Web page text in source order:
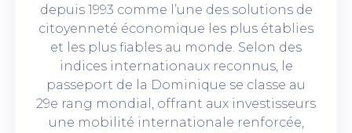
depuis 1993 comme l’une des solutions de
citoyenneté économique les plus établies
et les plus fiables au monde. Selon des
indices internationaux reconnus, le
passeport de la Dominique se classe au
29e rang mondial, offrant aux investisseurs
une mobilité internationale renforcée,